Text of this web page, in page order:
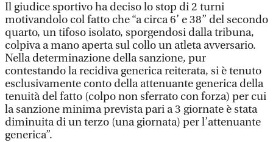
Il giudice sportivo ha deciso lo stop di 2 turni
motivandolo col fatto che “a circa 6’ e 38” del secondo
quarto, un tifoso isolato, sporgendosi dalla tribuna,
colpiva a mano aperta sul collo un atleta avversario.
Nella determinazione della sanzione, pur
contestando la recidiva generica reiterata, si è tenuto
esclusivamente conto della attenuante generica della
tenuità del fatto (colpo non sferrato con forza) per cui
la sanzione minima prevista pari a 3 giornate è stata
diminuita di un terzo (una giornata) per l’attenuante
generica”.